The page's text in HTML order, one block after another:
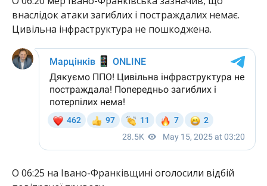
внаслідок атаки загиблих і постраждалих немає.
Цивільна інфраструктура не пошкоджена.
О 06:25 на Івано-Франківщині оголосили відбій